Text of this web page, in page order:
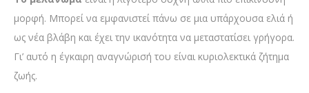
μορφή. Μπορεί να εμφανιστεί πάνω σε μια υπάρχουσα ελιά ή
ως νέα βλάβη και έχει την ικανότητα να μεταστατίσει γρήγορα.
Γι’ αυτό η έγκαιρη αναγνώρισή του είναι κυριολεκτικά ζήτημα
ζωής.